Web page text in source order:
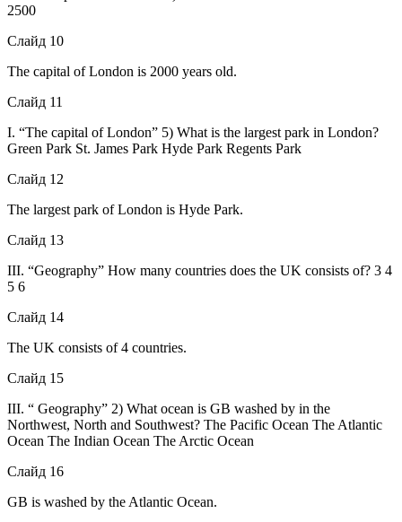
2500
Слайд 10
The capital of London is 2000 years old.
Слайд 11
I. “The capital of London” 5) What is the largest park in London?
Green Park St. James Park Hyde Park Regents Park
Слайд 12
The largest park of London is Hyde Park.
Слайд 13
III. “Geography” How many countries does the UK consists of? 3 4
5 6
Слайд 14
The UK consists of 4 countries.
Слайд 15
III. “ Geography” 2) What ocean is GB washed by in the
Northwest, North and Southwest? The Pacific Ocean The Atlantic
Ocean The Indian Ocean The Arctic Ocean
Слайд 16
GB is washed by the Atlantic Ocean.